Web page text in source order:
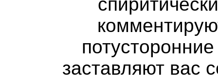
заставляют вас